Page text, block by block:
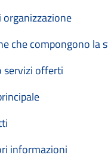
organizzazione
che compongono la
servizi offerti
informazioni